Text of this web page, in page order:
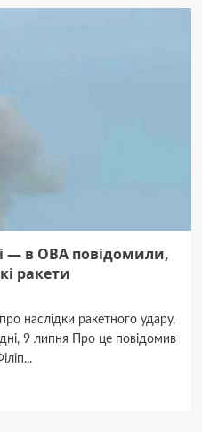
— в ОВА повідомили,
ракети
наслідки ракетного удару,
9 липня Про це повідомив